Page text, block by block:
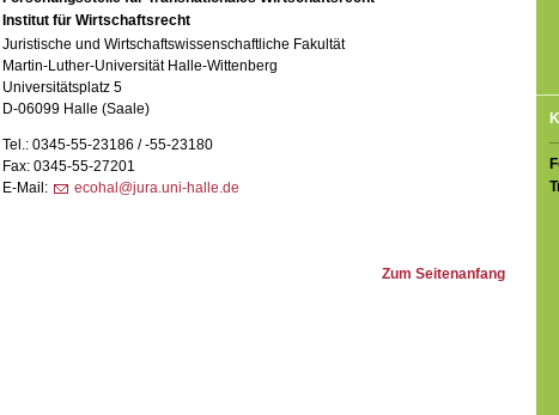
Institut für Wirtschaftsrecht
Juristische und Wirtschaftswissenschaftliche Fakultät
Martin-Luther-Universität Halle-Wittenberg
Universitätsplatz 5
D-06099 Halle (Saale)
Tel.: 0345-55-23186 / -55-23180
Fax: 0345-55-27201
E-Mail:
ecohal@jura.uni-halle.de
Zum Seitenanfang